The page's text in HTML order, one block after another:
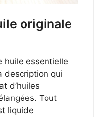
originale
huile essentielle
description qui
d’huiles
Tout
liquide